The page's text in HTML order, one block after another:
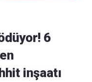
6
inşaatı